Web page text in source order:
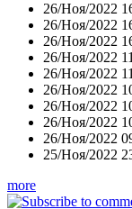
26/Ноя/2022
26/Ноя/2022
26/Ноя/2022
26/Ноя/2022
26/Ноя/2022
26/Ноя/2022
26/Ноя/2022
26/Ноя/2022
26/Ноя/2022
25/Ноя/2022
more